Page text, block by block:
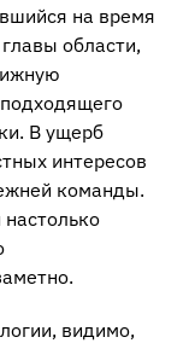
на время
области,
В ущерб
интересов
команды.
видимо,